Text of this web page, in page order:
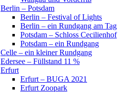
Berlin – Potsdam
Berlin – Festival of Lights
Berlin – ein Rundgang am Tag
Potsdam – Schloss Cecilienhof
Potsdam – ein Rundgang
Celle – ein kleiner Rundgang
Edersee – Füllstand 11 %
Erfurt
Erfurt – BUGA 2021
Erfurt Zoopark